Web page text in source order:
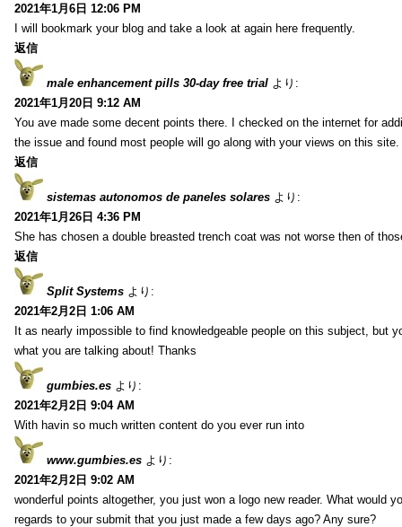
2021年1月6日 12:06 PM
I will bookmark your blog and take a look at again here frequently.
返信
male enhancement pills 30-day free trial より:
2021年1月20日 9:12 AM
You ave made some decent points there. I checked on the internet for
the issue and found most people will go along with your views on this site.
返信
sistemas autonomos de paneles solares より:
2021年1月26日 4:36 PM
She has chosen a double breasted trench coat was not worse then of
返信
Split Systems より:
2021年2月2日 1:06 AM
It as nearly impossible to find knowledgeable people on this subject, but
what you are talking about! Thanks
gumbies.es より:
2021年2月2日 9:04 AM
With havin so much written content do you ever run into
www.gumbies.es より:
2021年2月2日 9:02 AM
wonderful points altogether, you just won a logo new reader. What would
regards to your submit that you just made a few days ago? Any sure?